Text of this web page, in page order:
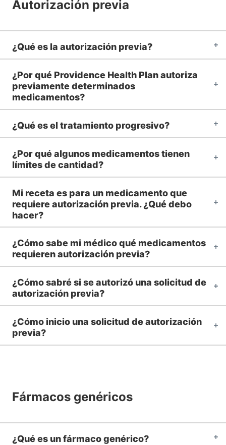
Autorización previa
¿Qué es la autorización previa?
¿Por qué Providence Health Plan autoriza
previamente determinados
medicamentos?
¿Qué es el tratamiento progresivo?
¿Por qué algunos medicamentos tienen
límites de cantidad?
Mi receta es para un medicamento que
requiere autorización previa. ¿Qué debo
hacer?
¿Cómo sabe mi médico qué medicamentos
requieren autorización previa?
¿Cómo sabré si se autorizó una solicitud de
autorización previa?
¿Cómo inicio una solicitud de autorización
previa?
Fármacos genéricos
¿Qué es un fármaco genérico?